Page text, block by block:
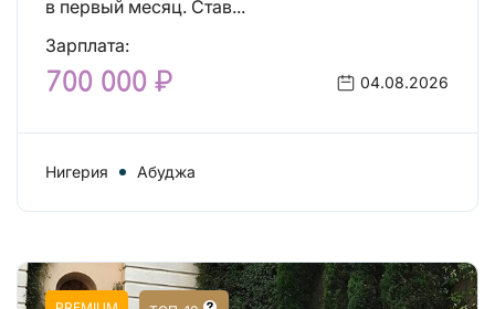
в первый месяц. Став...
Зарплата:
700 000 ₽ 04.08.2026
Нигерия Абуджа